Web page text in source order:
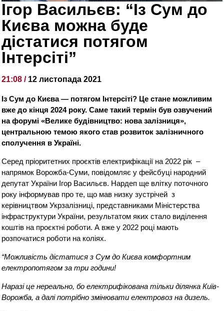
Ігор Васильєв: “Із Сум до
Києва можна буде
дістатися потягом
Інтерсіті”
21:08 / 12 листопада 2021
Із Сум до Києва — потягом Інтерсіті? Це стане можливим
вже до кінця 2024 року. Саме такий термін був озвучений
на форумі «Велике будівництво: нова залізниця»,
центральною темою якого став розвиток залізничного
сполучення в Україні.
Серед пріоритетних проєктів електрифікації на 2022 рік –
напрямок Ворожба-Суми, повідомляє у фейсбуці народний
депутат України Ігор Васильєв. Нардеп ще влітку поточного
року інформував про те, що мав низку зустрічей з
керівництвом Укрзалізниці, представниками Міністерства
інфраструктури України, результатом яких стало виділення
коштів на проєктні роботи. А вже у 2022 році мають
розпочатися роботи на коліях.
“Можливість дістатися з Сум до Києва комфортним
електропотягом за три години!
Наразі це нереально, бо електрифікована тільки ділянка Київ-
Ворожба, а далі потрібно змінювати електровоз на дизель.